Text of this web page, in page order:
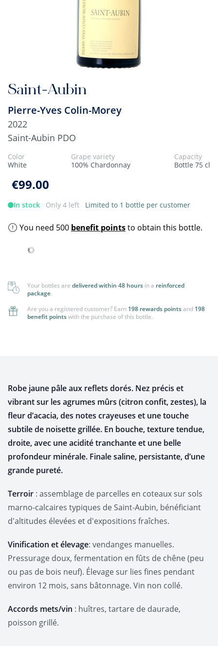
Saint-Aubin
Pierre-Yves Colin-Morey
2022
Saint-Aubin PDO
Color
White
Grape variety
100% Chardonnay
Capacity
Bottle 75 cl
€99.00
In stock Only 4 left Limited to 1 bottle per customer
You need 500 benefit pointsto obtain this bottle.
Your bottles are delivered within 48 hours in a reinforced
package.
Are you a registered customer? Earn 198 rewards pointsand 198
benefit pointswith the purchase of this bottle.
Robe jaune pâle aux reflets dorés. Nez précis et
vibrant sur les agrumes mûrs (citron confit, zestes), la
fleur d’acacia, des notes crayeuses et une touche
subtile de noisette grillée. En bouche, texture tendue,
droite, avec une acidité tranchante et une belle
profondeur minérale. Finale saline, persistante, d’une
grande pureté.
Terroir : assemblage de parcelles en coteaux sur sols
marno-calcaires typiques de Saint-Aubin, bénéficiant
d'altitudes élevées et d'expositions fraîches.
Vinification et élevage: vendanges manuelles.
Pressurage doux, fermentation en fûts de chêne (peu
ou pas de bois neuf). Élevage sur lies fines pendant
environ 12 mois, sans bâtonnage. Vin non collé.
Accords mets/vin : huîtres, tartare de daurade,
poisson grillé.